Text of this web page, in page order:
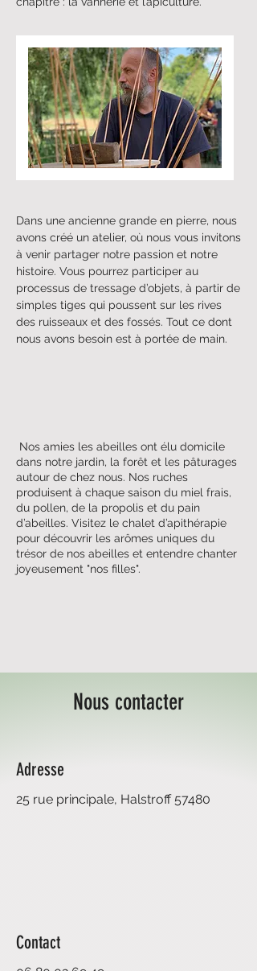
Dans une ancienne grande en pierre, nous
avons créé un atelier, où nous vous invitons
à venir partager notre passion et notre
histoire. Vous pourrez participer au
processus de tressage d’objets, à partir de
simples tiges qui poussent sur les rives
des ruisseaux et des fossés. Tout ce dont
nous avons besoin est à portée de main.
Nos amies les abeilles ont élu domicile
dans notre jardin, la forêt et les pâturages
autour de chez nous. Nos ruches
produisent à chaque saison du miel frais,
du pollen, de la propolis et du pain
d’abeilles. Visitez le chalet d’apithérapie
pour découvrir les arômes uniques du
trésor de nos abeilles et entendre chanter
joyeusement "nos filles".
Nous contacter
Adresse
25 rue principale, Halstroff 57480
Contact